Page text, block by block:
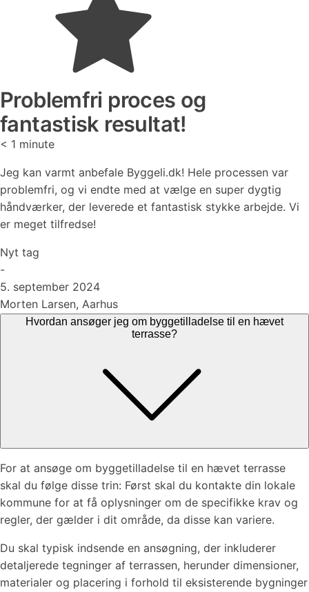
Problemfri proces og
fantastisk resultat!
< 1 minute
Jeg kan varmt anbefale Byggeli.dk! Hele processen var
problemfri, og vi endte med at vælge en super dygtig
håndværker, der leverede et fantastisk stykke arbejde. Vi
er meget tilfredse!
Nyt tag
-
5. september 2024
Morten Larsen, Aarhus
Hvordan ansøger jeg om byggetilladelse til en hævet
terrasse?
For at ansøge om byggetilladelse til en hævet terrasse
skal du følge disse trin: Først skal du kontakte din lokale
kommune for at få oplysninger om de specifikke krav og
regler, der gælder i dit område, da disse kan variere.
Du skal typisk indsende en ansøgning, der inkluderer
detaljerede tegninger af terrassen, herunder dimensioner,
materialer og placering i forhold til eksisterende bygninger